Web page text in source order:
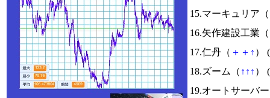
15.マーキュリア（
16.矢作建設工業（
17.仁丹（ ＋ ＋ ↑ ） (
18.ズーム（ ↑ ↑ ↑ ） (
19.オートサーバ